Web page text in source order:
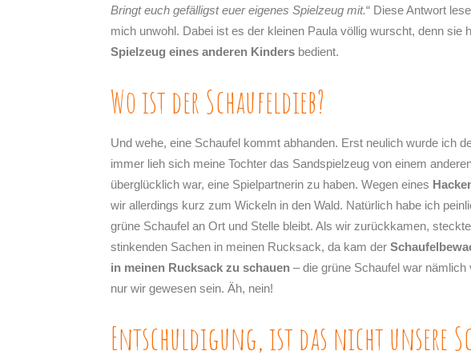
Bringt euch gefälligst euer eigenes Spielzeug mit.“ Diese Antwort
mich unwohl. Dabei ist es der kleinen Paula völlig wurscht, denn sie
Spielzeug eines anderen Kinders bedient.
Wo ist der Schaufeldieb?
Und wehe, eine Schaufel kommt abhanden. Erst neulich wurde ich
immer lieh sich meine Tochter das Sandspielzeug von einem
überglücklich war, eine Spielpartnerin zu haben. Wegen eines
wir allerdings kurz zum Wickeln in den Wald. Natürlich habe ich
grüne Schaufel an Ort und Stelle bleibt. Als wir zurückkamen,
stinkenden Sachen in meinen Rucksack, da kam der
in meinen Rucksack zu schauen – die grüne Schaufel war
nur wir gewesen sein. Äh, nein!
Entschuldigung, ist das nicht unsere